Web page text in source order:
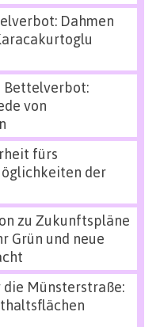
Dahmen
Bettelverbot:
von
fürs
der
zu Zukunftspläne
Grün und neue
Münsterstraße: